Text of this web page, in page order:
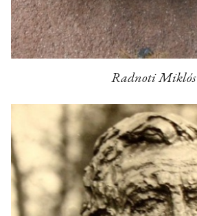
Radnoti Miklós